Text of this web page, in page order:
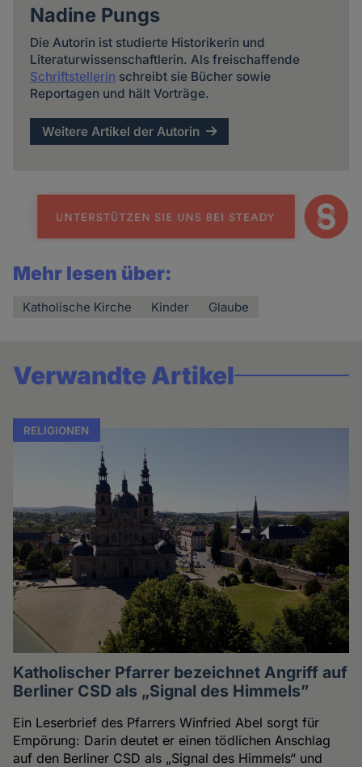
Nadine Pungs
Die Autorin ist studierte Historikerin und
Literaturwissenschaftlerin. Als freischaffende
Schriftstellerin schreibt sie Bücher sowie
Reportagen und hält Vorträge.
Weitere Artikel der Autorin
Mehr lesen über:
Katholische Kirche Kinder Glaube
Verwandte Artikel
RELIGIONEN
Katholischer Pfarrer bezeichnet Angriff auf
Berliner CSD als „Signal des Himmels”
Ein Leserbrief des Pfarrers Winfried Abel sorgt für
Empörung: Darin deutet er einen tödlichen Anschlag
auf den Berliner CSD als „Signal des Himmels“ und